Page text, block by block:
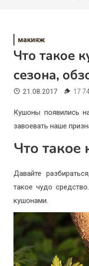
макияж
Что такое
сезона,
21.08.2017 17
Кушоны появились
завоевать наше
Что такое
Давайте
такое чудо
кушонами.